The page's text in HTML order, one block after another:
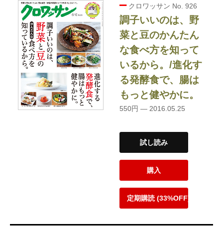
クロワッサン No. 926
調子いいのは、野
菜と豆のかんたん
な食べ方を知って
いるから。/進化す
る発酵食で、腸は
もっと健やかに。
550円 — 2016.05.25
試し読み
購入
定期購読 (33%OFF)